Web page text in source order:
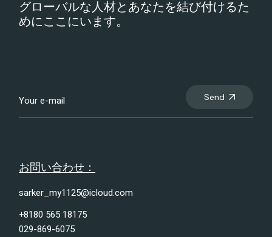
グローバルな人材とあなたを結び付けるた
めにここにいます。
Send
お問い合わせ：
sarker_my1125@icloud.com
+8180 565 18175
029-869-6075